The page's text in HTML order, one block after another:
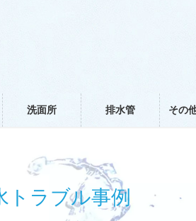
洗面所 排水管 その
トラブル事例